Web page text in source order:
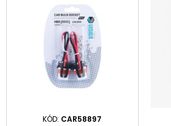
KÓD: CAR58897